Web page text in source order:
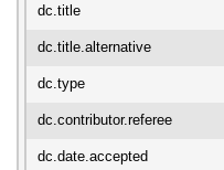
dc.title
dc.title.alternative
dc.type
dc.contributor.referee
dc.date.accepted